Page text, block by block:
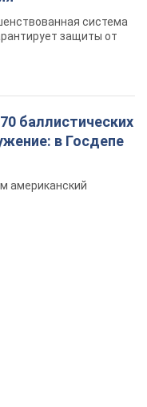
система
защиты от
баллистических
в Госдепе
американский